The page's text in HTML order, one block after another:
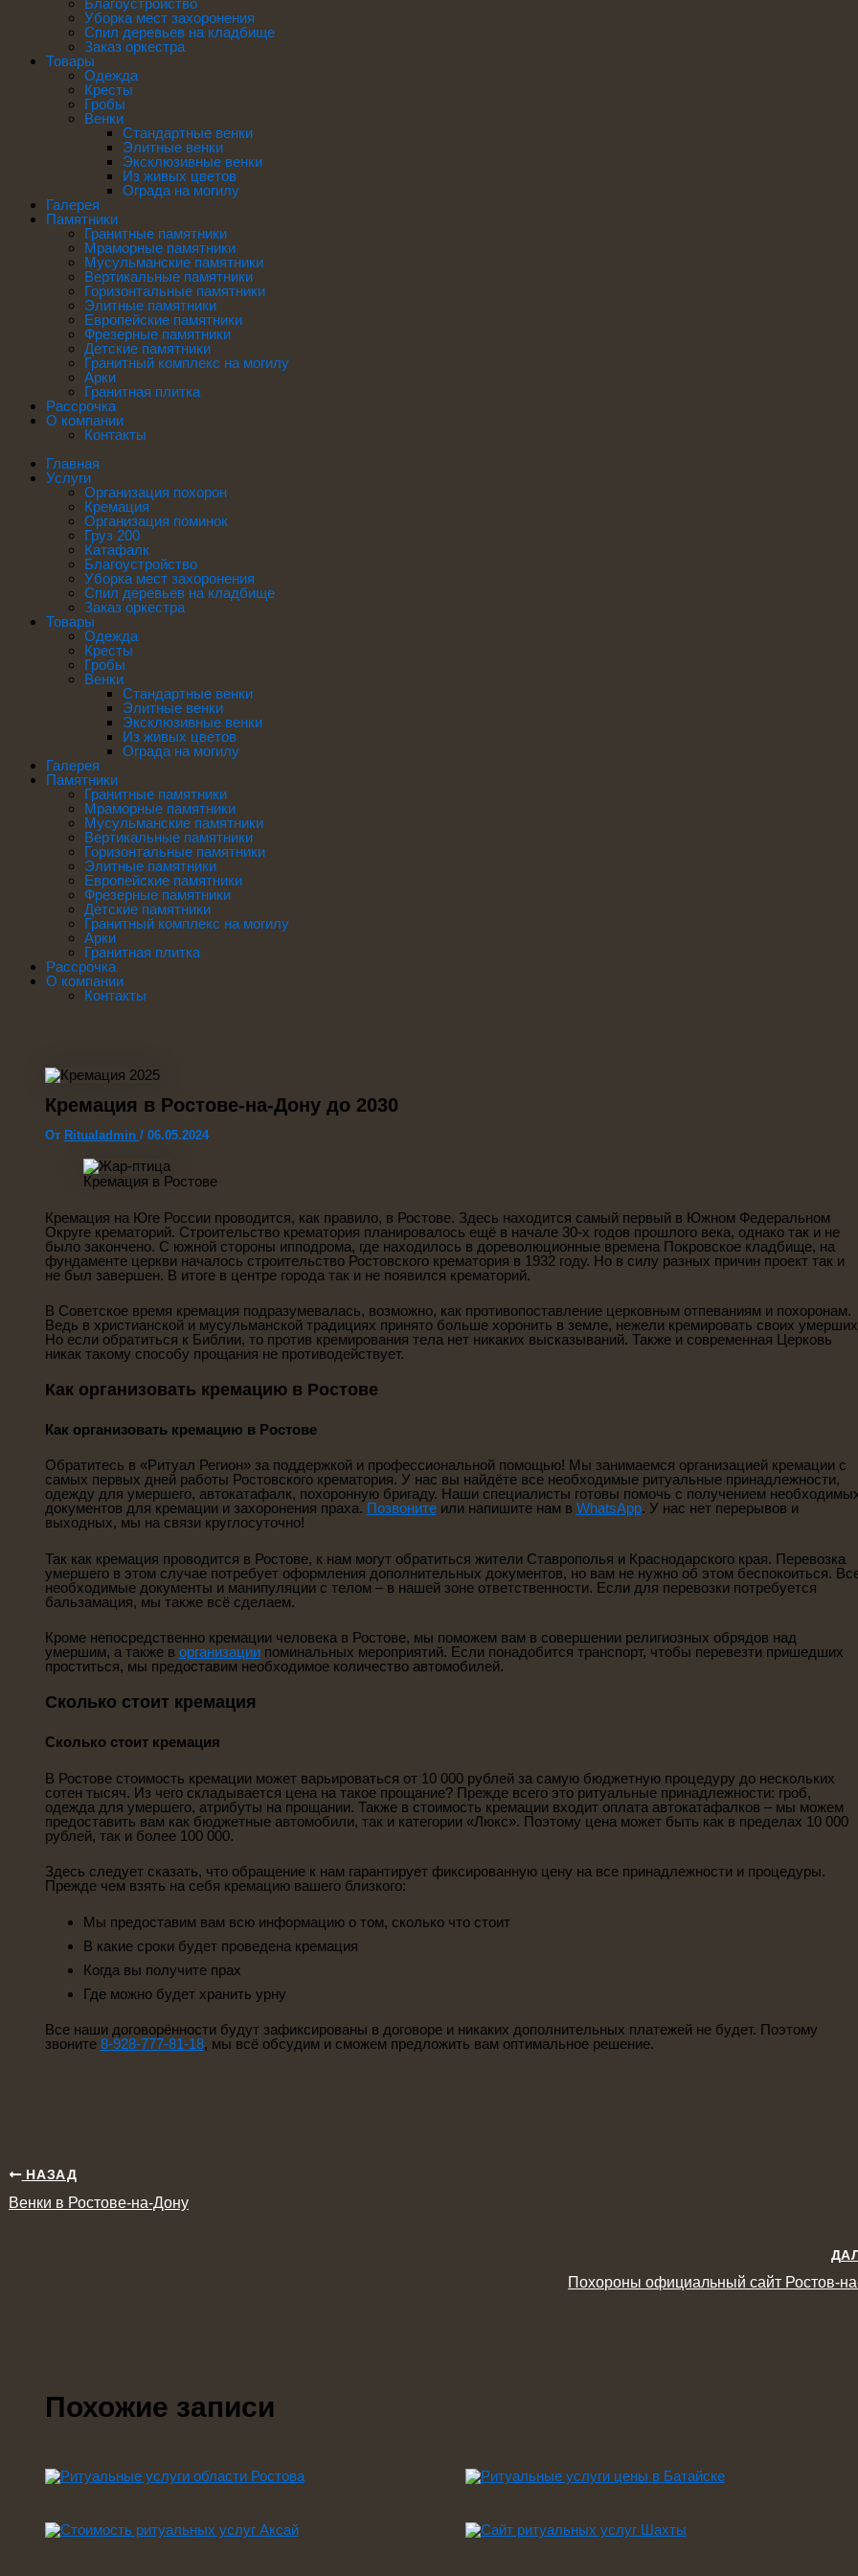
Благоустройство
Уборка мест захоронения
Спил деревьев на кладбище
Заказ оркестра
Товары
Одежда
Кресты
Гробы
Венки
Стандартные венки
Элитные венки
Эксклюзивные венки
Из живых цветов
Ограда на могилу
Галерея
Памятники
Гранитные памятники
Мраморные памятники
Мусульманские памятники
Вертикальные памятники
Горизонтальные памятники
Элитные памятники
Европейские памятники
Фрезерные памятники
Детские памятники
Гранитный комплекс на могилу
Арки
Гранитная плитка
Рассрочка
О компании
Контакты
Главная
Услуги
Организация похорон
Кремация
Организация поминок
Груз 200
Катафалк
Благоустройство
Уборка мест захоронения
Спил деревьев на кладбище
Заказ оркестра
Товары
Одежда
Кресты
Гробы
Венки
Стандартные венки
Элитные венки
Эксклюзивные венки
Из живых цветов
Ограда на могилу
Галерея
Памятники
Гранитные памятники
Мраморные памятники
Мусульманские памятники
Вертикальные памятники
Горизонтальные памятники
Элитные памятники
Европейские памятники
Фрезерные памятники
Детские памятники
Гранитный комплекс на могилу
Арки
Гранитная плитка
Рассрочка
О компании
Контакты
Кремация в Ростове-на-Дону до 2030
От Ritualadmin / 06.05.2024
Кремация в Ростове
Кремация на Юге России проводится, как правило, в Ростове. Здесь находится самый первый в Южном Федеральном
Округе крематорий. Строительство крематория планировалось ещё в начале 30-х годов прошлого века, однако так и не
было закончено. С южной стороны ипподрома, где находилось в дореволюционные времена Покровское кладбище, на
фундаменте церкви началось строительство Ростовского крематория в 1932 году. Но в силу разных причин проект так и
не был завершен. В итоге в центре города так и не появился крематорий.
В Советское время кремация подразумевалась, возможно, как противопоставление церковным отпеваниям и похоронам.
Ведь в христианской и мусульманской традициях принято больше хоронить в земле, нежели кремировать своих
Но если обратиться к Библии, то против кремирования тела нет никаких высказываний. Также и современная Церковь
никак такому способу прощания не противодействует.
Как организовать кремацию в Ростове
Как организовать кремацию в Ростове
Обратитесь в «Ритуал Регион» за поддержкой и профессиональной помощью! Мы занимаемся организацией кремации с
самых первых дней работы Ростовского крематория. У нас вы найдёте все необходимые ритуальные принадлежности,
одежду для умершего, автокатафалк, похоронную бригаду. Наши специалисты готовы помочь с получением
документов для кремации и захоронения праха. Позвонитеили напишите нам в WhatsApp. У нас нет перерывов и
выходных, мы на связи круглосуточно!
Так как кремация проводится в Ростове, к нам могут обратиться жители Ставрополья и Краснодарского края. Перевозка
умершего в этом случае потребует оформления дополнительных документов, но вам не нужно об этом беспокоиться.
необходимые документы и манипуляции с телом – в нашей зоне ответственности. Если для перевозки потребуется
бальзамация, мы также всё сделаем.
Кроме непосредственно кремации человека в Ростове, мы поможем вам в совершении религиозных обрядов над
умершим, а также в организациипоминальных мероприятий. Если понадобится транспорт, чтобы перевезти пришедших
проститься, мы предоставим необходимое количество автомобилей.
Сколько стоит кремация
Сколько стоит кремация
В Ростове стоимость кремации может варьироваться от 10 000 рублей за самую бюджетную процедуру до нескольких
сотен тысяч. Из чего складывается цена на такое прощание? Прежде всего это ритуальные принадлежности: гроб,
одежда для умершего, атрибуты на прощании. Также в стоимость кремации входит оплата автокатафалков – мы можем
предоставить вам как бюджетные автомобили, так и категории «Люкс». Поэтому цена может быть как в пределах 10 000
рублей, так и более 100 000.
Здесь следует сказать, что обращение к нам гарантирует фиксированную цену на все принадлежности и процедуры.
Прежде чем взять на себя кремацию вашего близкого:
Мы предоставим вам всю информацию о том, сколько что стоит
В какие сроки будет проведена кремация
Когда вы получите прах
Где можно будет хранить урну
Все наши договорённости будут зафиксированы в договоре и никаких дополнительных платежей не будет. Поэтому
звоните 8-928-777-81-18, мы всё обсудим и сможем предложить вам оптимальное решение.
НАЗАД
Венки в Ростове-на-Дону
Похороны официальный сайт Ростов-
Похожие записи